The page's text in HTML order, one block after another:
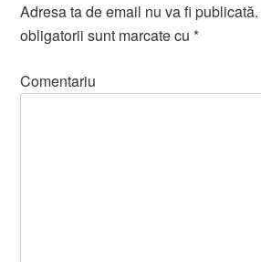
Adresa ta de email nu va fi publicată.
obligatorii sunt marcate cu*
Comentariu